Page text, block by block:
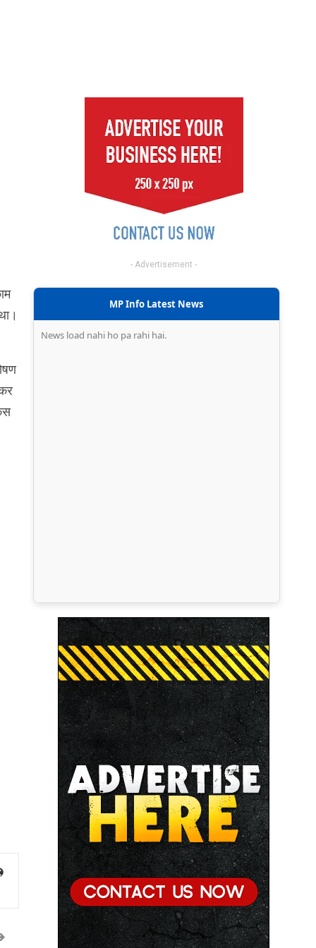
- Advertisement -
MP Info Latest News
News load nahi ho pa rahi hai.